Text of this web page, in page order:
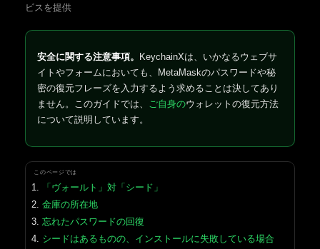
ビスを提供
安全に関する注意事項。
KeychainXは、いかなるウェブサ
イトやフォームにおいても、MetaMaskのパスワードや秘
密の復元フレーズを入力するよう求めることは決してあり
ません。このガイドでは、 ご自身のウォレットの復元方法
について説明しています。
このページでは
「ヴォールト」対「シード」
金庫の所在地
忘れたパスワードの回復
シードはあるものの、インストールに失敗している場合